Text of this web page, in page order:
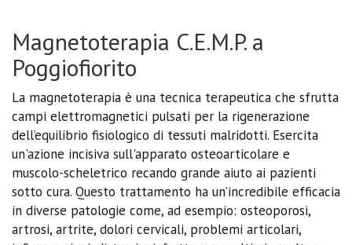
Magnetoterapia C.E.M.P. a
Poggiofiorito
La magnetoterapia è una tecnica terapeutica che sfrutta
campi elettromagnetici pulsati per la rigenerazione
dell’equilibrio fisiologico di tessuti malridotti. Esercita
un'azione incisiva sull'apparato osteoarticolare e
muscolo-scheletrico recando grande aiuto ai pazienti
sotto cura. Questo trattamento ha un’incredibile efficacia
in diverse patologie come, ad esempio: osteoporosi,
artrosi, artrite, dolori cervicali, problemi articolari,